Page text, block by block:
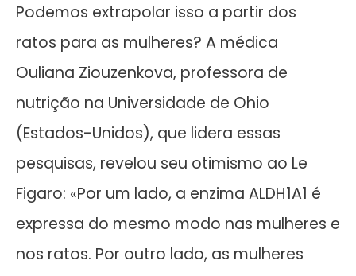
Podemos extrapolar isso a partir dos
ratos para as mulheres? A médica
Ouliana Ziouzenkova, professora de
nutrição na Universidade de Ohio
(Estados-Unidos), que lidera essas
pesquisas, revelou seu otimismo ao Le
Figaro: «Por um lado, a enzima ALDH1A1 é
expressa do mesmo modo nas mulheres e
nos ratos. Por outro lado, as mulheres